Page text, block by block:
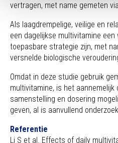
vertragen, met name gemeten
Als laagdrempelige, veilige en
een dagelijkse multivitamine
toepasbare strategie zijn, met
versnelde biologische
Omdat in deze studie gebruik
multivitamine, is het
samenstelling en dosering
geven, al is aanvullend
Referentie
Li S et al. Effects of daily